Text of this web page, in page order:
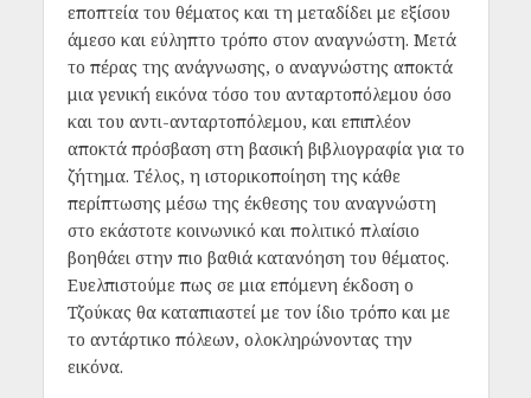
εποπτεία του θέματος και τη μεταδίδει με εξίσου
άμεσο και εύληπτο τρόπο στον αναγνώστη. Μετά
το πέρας της ανάγνωσης, ο αναγνώστης αποκτά
μια γενική εικόνα τόσο του ανταρτοπόλεμου όσο
και του αντι-ανταρτοπόλεμου, και επιπλέον
αποκτά πρόσβαση στη βασική βιβλιογραφία για το
ζήτημα. Τέλος, η ιστορικοποίηση της κάθε
περίπτωσης μέσω της έκθεσης του αναγνώστη
στο εκάστοτε κοινωνικό και πολιτικό πλαίσιο
βοηθάει στην πιο βαθιά κατανόηση του θέματος.
Ευελπιστούμε πως σε μια επόμενη έκδοση ο
Τζούκας θα καταπιαστεί με τον ίδιο τρόπο και με
το αντάρτικο πόλεων, ολοκληρώνοντας την
εικόνα.